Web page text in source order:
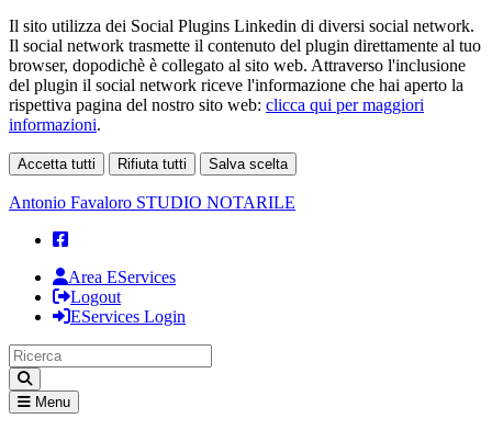
Il sito utilizza dei Social Plugins Linkedin di diversi social network.
Il social network trasmette il contenuto del plugin direttamente al tuo
browser, dopodichè è collegato al sito web. Attraverso l'inclusione
del plugin il social network riceve l'informazione che hai aperto la
rispettiva pagina del nostro sito web: clicca qui per maggiori
informazioni.
Accetta tutti Rifiuta tutti Salva scelta
Antonio Favaloro STUDIO NOTARILE
Area EServices
Logout
EServices Login
Menu